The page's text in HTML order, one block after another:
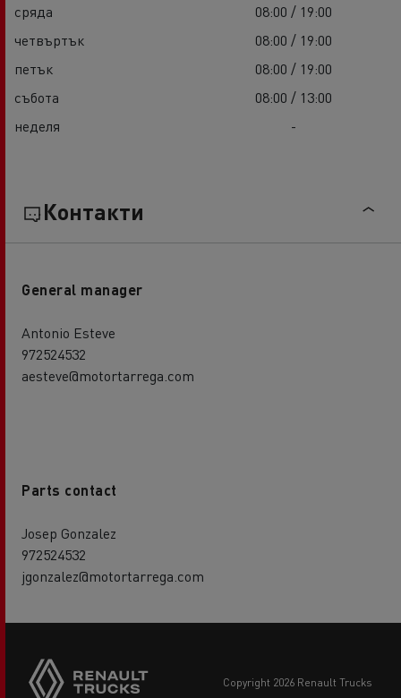
сряда
08:00 / 19:00
четвъртък
08:00 / 19:00
петък
08:00 / 19:00
събота
08:00 / 13:00
неделя
-
Контакти
General manager
Antonio Esteve
972524532
aesteve@motortarrega.com
Parts contact
Josep Gonzalez
972524532
jgonzalez@motortarrega.com
copyright 2026 Renault Trucks